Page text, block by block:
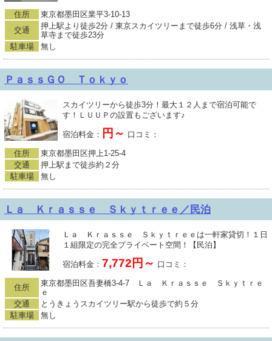
住所
東京都墨田区業平3-10-13
交通
押上駅より徒歩2分 / 東京スカイツリーまで徒歩6分 / 浅草・浅
草寺まで徒歩23分
駐車場
無し
ＰａｓｓＧＯ Ｔｏｋｙｏ
スカイツリーから徒歩3分！最大１２人まで宿泊可能で
す！ＬＵＵＰの設置もございます♪
宿泊料金： 円～ 口コミ：
住所
東京都墨田区押上1-25-4
交通
押上駅まで徒歩約２分
駐車場
無し
Ｌａ Ｋｒａｓｓｅ Ｓｋｙｔｒｅｅ／民泊
Ｌａ Ｋｒａｓｓｅ Ｓｋｙｔｒｅｅは一軒家貸切！１日
１組限定の完全プライベート空間！【民泊】
宿泊料金： 7,772円～ 口コミ：
住所
東京都墨田区吾妻橋3-4-7 Ｌａ Ｋｒａｓｓｅ Ｓｋｙｔｒｅ
ｅ
交通
とうきょうスカイツリー駅から徒歩で約５分
駐車場
無し